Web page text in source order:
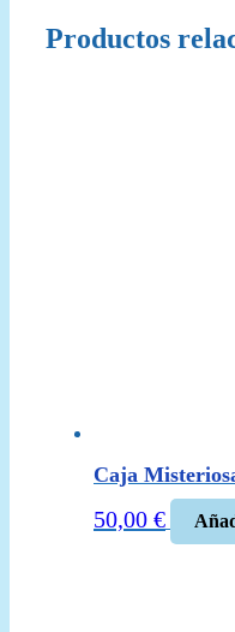
Productos
Caja
50,00 €